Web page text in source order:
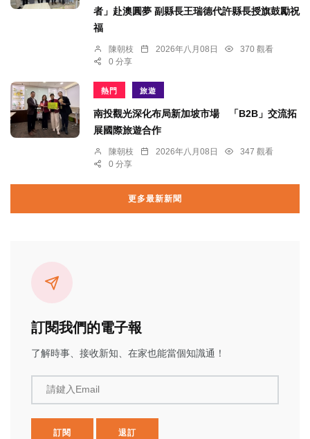
者」赴澳圓夢 副縣長王瑞德代許縣長授旗鼓勵祝
福
陳朝枝 2026年八月08日
370 觀看
0 分享
熱門 旅遊
南投觀光深化布局新加坡市場 「B2B」交流拓
展國際旅遊合作
陳朝枝 2026年八月08日
347 觀看
0 分享
更多最新新聞
訂閱我們的電子報
了解時事、接收新知、在家也能當個知識通！
請鍵入Email
訂閱 退訂